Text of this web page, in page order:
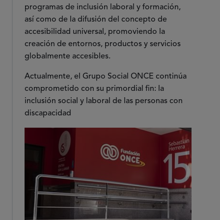
programas de inclusión laboral y formación,
así como de la difusión del concepto de
accesibilidad universal, promoviendo la
creación de entornos, productos y servicios
globalmente accesibles.
Actualmente, el Grupo Social ONCE continúa
comprometido con su primordial fin: la
inclusión social y laboral de las personas con
discapacidad